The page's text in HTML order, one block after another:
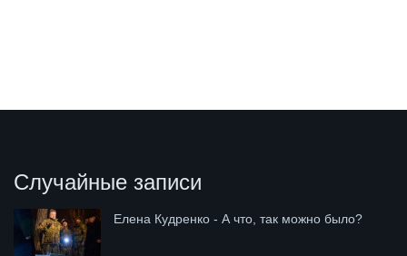
Случайные записи
Елена Кудренко - А что, так можно было?